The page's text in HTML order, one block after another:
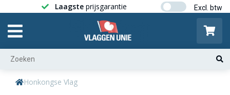
Laagste prijsgarantie Gratis
Honkongse Vlag